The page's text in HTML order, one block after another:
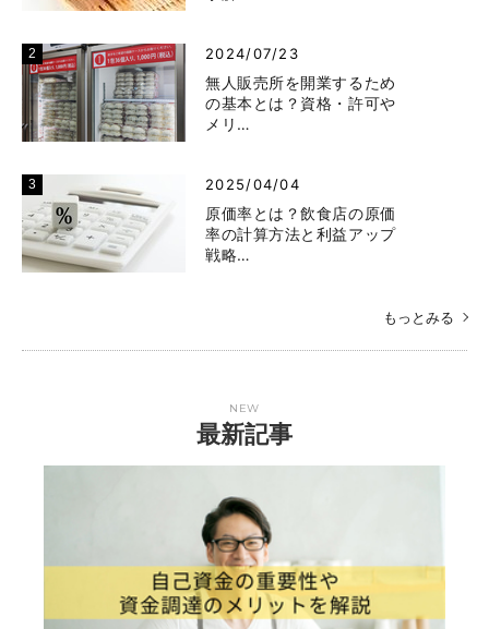
2024/07/23
無人販売所を開業するため
の基本とは？資格・許可や
メリ…
2025/04/04
原価率とは？飲食店の原価
率の計算方法と利益アップ
戦略…
もっとみる
NEW
最新記事